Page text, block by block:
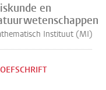
en
Instituut (MI)